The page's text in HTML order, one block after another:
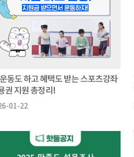
동도 하고 혜택도 받는 스포츠강좌
권 지원 총정리!
01-22